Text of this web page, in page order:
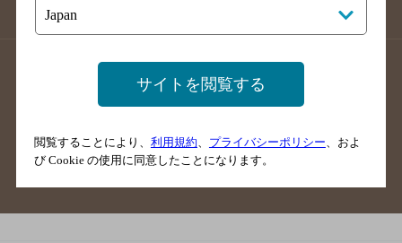
サイトを閲覧する
閲覧することにより、 利用規約、 プライバシーポリシー、およ
び Cookie の使用に同意したことになります。